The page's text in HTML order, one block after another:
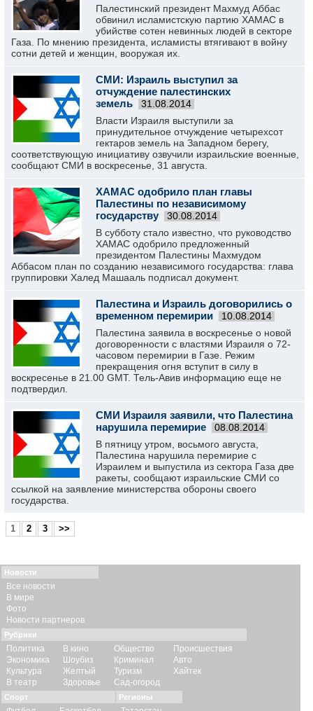
Палестинский президент Махмуд Аббас
обвинил исламистскую партию ХАМАС в
убийстве сотен невинных людей в секторе
Газа. По мнению президента, исламисты втягивают в войну
сотни детей и женщин, вооружая их.
СМИ: Израиль выступил за
отчуждение палестинских
земель
31.08.2014
Власти Израиля выступили за
принудительное отчуждение четырехсот
гектаров земель на Западном берегу,
соответствующую инициативу озвучили израильские военные,
сообщают СМИ в воскресенье, 31 августа.
ХАМАС одобрило план главы
Палестины по независимому
государству
30.08.2014
В субботу стало известно, что руководство
ХАМАС одобрило предложенный
президентом Палестины Махмудом
Аббасом план по созданию независимого государства: глава
группировки Халед Машааль подписал документ.
Палестина и Израиль договорились о
временном перемирии
10.08.2014
Палестина заявила в воскресенье о новой
договоренности с властями Израиля о 72-
часовом перемирии в Газе. Режим
прекращения огня вступит в силу в
воскресенье в 21.00 GMT. Тель-Авив информацию еще не
подтвердил.
СМИ Израиля заявили, что Палестина
нарушила перемирие
08.08.2014
В пятницу утром, восьмого августа,
Палестина нарушила перемирие с
Израилем и выпустила из сектора Газа две
ракеты, сообщают израильские СМИ со
ссылкой на заявление министерства обороны своего
государства.
1 2 3 >>
Новости
Все новости
В мире
Фото
Новости партнеров
Рубрики
Политика
Экономика
Культура
В театр
В кино
Шоубиз
Желтый
Здоровье
Общество
Криминал
Туризм
Сад-огород
Происшествия
Авто
Хайтек
Спорт Регионы